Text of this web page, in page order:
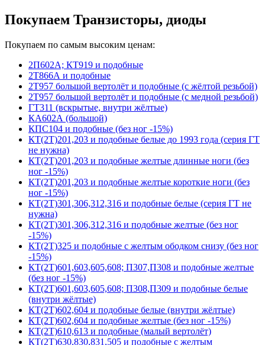
Покупаем Транзисторы, диоды
Покупаем по самым высоким ценам:
2П602А; КТ919 и подобные
2Т866А и подобные
2Т957 большой вертолёт и подобные (с жёлтой резьбой)
2Т957 большой вертолёт и подобные (с медной резьбой)
ГТ311 (вскрытые, внутри жёлтые)
КА602А (большой)
КПС104 и подобные (без ног -15%)
КТ(2Т)201,203 и подобные белые до 1993 года (серия ГТ
не нужна)
КТ(2Т)201,203 и подобные желтые длинные ноги (без
ног -15%)
КТ(2Т)201,203 и подобные желтые короткие ноги (без
ног -15%)
КТ(2Т)301,306,312,316 и подобные белые (серия ГТ не
нужна)
КТ(2Т)301,306,312,316 и подобные желтые (без ног
-15%)
КТ(2Т)325 и подобные с желтым ободком снизу (без ног
-15%)
КТ(2Т)601,603,605,608; П307,П308 и подобные желтые
(без ног -15%)
КТ(2Т)601,603,605,608; П308,П309 и подобные белые
(внутри жёлтые)
КТ(2Т)602,604 и подобные белые (внутри жёлтые)
КТ(2Т)602,604 и подобные желтые (без ног -15%)
КТ(2Т)610,613 и подобные (малый вертолёт)
КТ(2Т)630,830,831,505 и подобные с желтым